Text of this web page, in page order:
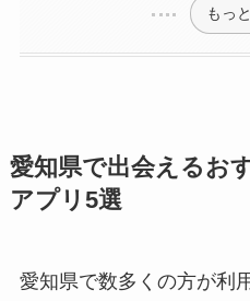
もっ
愛知県で出会えるお
アプリ5選
愛知県で数多くの方が利